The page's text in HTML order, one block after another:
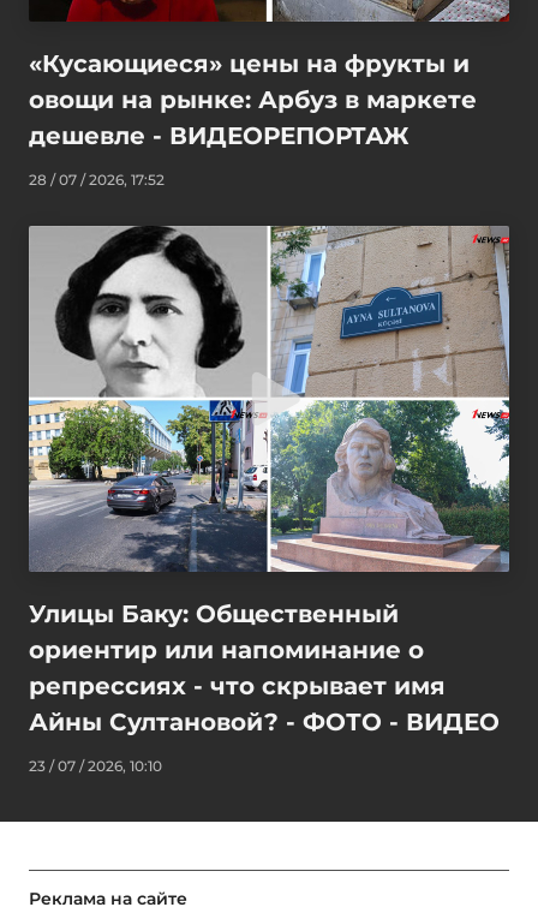
«Кусающиеся» цены на фрукты и
овощи на рынке: Арбуз в маркете
дешевле - ВИДЕОРЕПОРТАЖ
28 / 07 / 2026, 17:52
Улицы Баку: Общественный
ориентир или напоминание о
репрессиях - что скрывает имя
Айны Султановой? - ФОТО - ВИДЕО
23 / 07 / 2026, 10:10
Реклама на сайте